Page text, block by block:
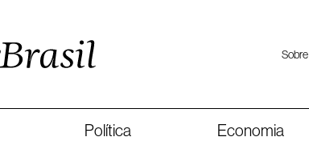
Sobre
Política Economia